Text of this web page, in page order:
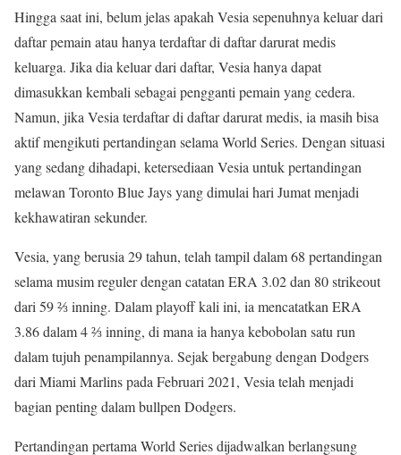
Hingga saat ini, belum jelas apakah Vesia sepenuhnya keluar dari
daftar pemain atau hanya terdaftar di daftar darurat medis
keluarga. Jika dia keluar dari daftar, Vesia hanya dapat
dimasukkan kembali sebagai pengganti pemain yang cedera.
Namun, jika Vesia terdaftar di daftar darurat medis, ia masih bisa
aktif mengikuti pertandingan selama World Series. Dengan situasi
yang sedang dihadapi, ketersediaan Vesia untuk pertandingan
melawan Toronto Blue Jays yang dimulai hari Jumat menjadi
kekhawatiran sekunder.
Vesia, yang berusia 29 tahun, telah tampil dalam 68 pertandingan
selama musim reguler dengan catatan ERA 3.02 dan 80 strikeout
dari 59 ⅔ inning. Dalam playoff kali ini, ia mencatatkan ERA
3.86 dalam 4 ⅔ inning, di mana ia hanya kebobolan satu run
dalam tujuh penampilannya. Sejak bergabung dengan Dodgers
dari Miami Marlins pada Februari 2021, Vesia telah menjadi
bagian penting dalam bullpen Dodgers.
Pertandingan pertama World Series dijadwalkan berlangsung